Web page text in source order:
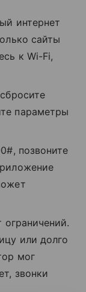
интернет
сайты
к Wi-Fi,
параметры
позвоните
ограничений.
или долго
мог
звонки